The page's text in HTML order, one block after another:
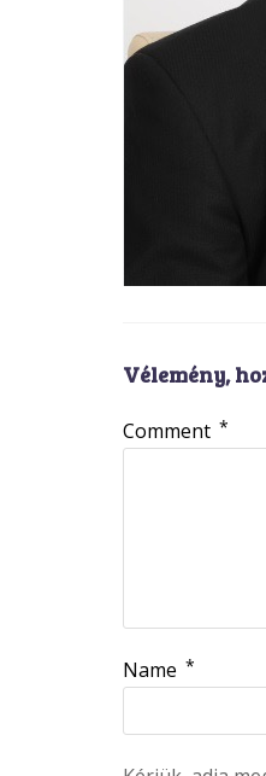
Vélemény,
Comment *
Name *